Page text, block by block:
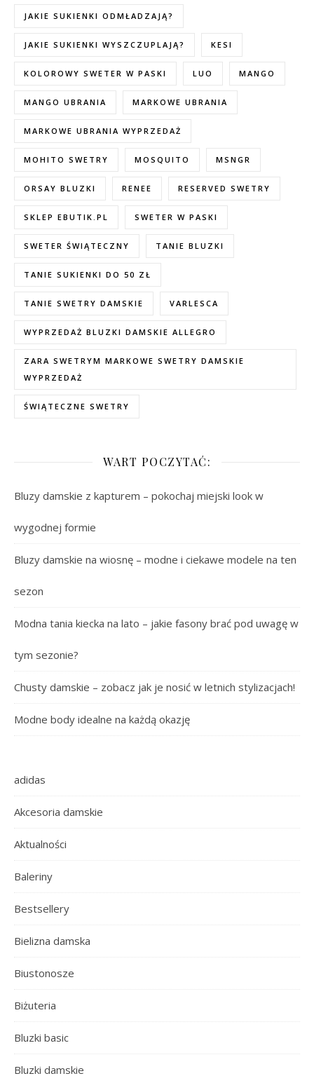
JAKIE SUKIENKI ODMŁADZAJĄ?
JAKIE SUKIENKI WYSZCZUPLAJĄ? KESI
KOLOROWY SWETER W PASKI LUO MANGO
MANGO UBRANIA MARKOWE UBRANIA
MARKOWE UBRANIA WYPRZEDAŻ
MOHITO SWETRY MOSQUITO MSNGR
ORSAY BLUZKI RENEE RESERVED SWETRY
SKLEP EBUTIK.PL SWETER W PASKI
SWETER ŚWIĄTECZNY TANIE BLUZKI
TANIE SUKIENKI DO 50 ZŁ
TANIE SWETRY DAMSKIE VARLESCA
WYPRZEDAŻ BLUZKI DAMSKIE ALLEGRO
ZARA SWETRYM MARKOWE SWETRY DAMSKIE
WYPRZEDAŻ
ŚWIĄTECZNE SWETRY
WART POCZYTAĆ:
Bluzy damskie z kapturem – pokochaj miejski look w
wygodnej formie
Bluzy damskie na wiosnę – modne i ciekawe modele na ten
sezon
Modna tania kiecka na lato – jakie fasony brać pod uwagę w
tym sezonie?
Chusty damskie – zobacz jak je nosić w letnich stylizacjach!
Modne body idealne na każdą okazję
adidas
Akcesoria damskie
Aktualności
Baleriny
Bestsellery
Bielizna damska
Biustonosze
Biżuteria
Bluzki basic
Bluzki damskie